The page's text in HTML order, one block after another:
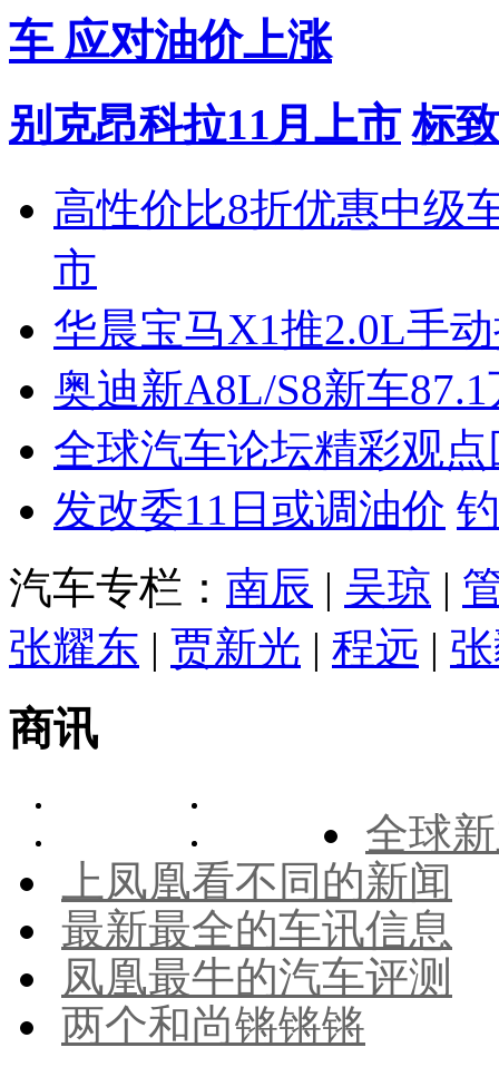
车 应对油价上涨
别克昂科拉11月上市 标
高性价比8折优惠中级
市
华晨宝马X1推2.0L手
奥迪新A8L/S8新车
全球汽车论坛精彩观点
发改委11日或调油价
汽车专栏： 南辰 | 吴琼 |
张耀东 | 贾新光 | 程远 |
商讯
全球
上凤凰看不同的新闻
最新最全的车讯信息
凤凰最牛的汽车评测
两个和尚锵锵锵